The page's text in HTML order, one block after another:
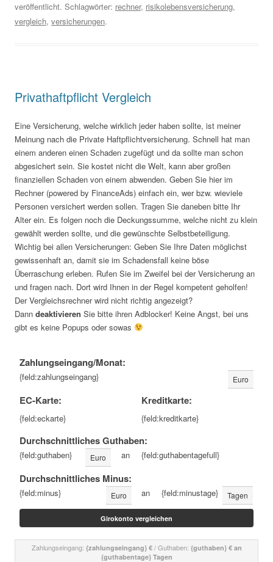
veröffentlicht. Schlagwörter: rechner, risikolebensversicherung,
vergleich, versicherungen.
Privathaftpflicht Vergleich
Eine Versicherung, welche wirklich jeder haben sollte, ist meiner
Meinung nach die Private Haftpflichtversicherung. Schnell hat man
einem anderen einen Schaden zugefügt und da sollte man schon
abgesichert sein. Sie kostet nicht die Welt, kann aber großen
finanziellen Schaden von einem abwenden. Geben Sie hier im
Rechner (powered by FinanceAds) einfach ein, wer bzw. wieviele
Personen versichert werden sollen. Tragen Sie daneben bitte Ihr
Alter ein. Es folgen noch die Deckungssumme, welche nicht zu klein
gewählt werden sollte, und die gewünschte Selbstbeteiligung.
Wichtig bei allen Versicherungen: Geben Sie Ihre Daten möglichst
gewissenhaft an, damit sie im Schadensfall keine böse
Überraschung erleben. Rufen Sie im Zweifel bei der Versicherung an
und fragen nach. Dort wird Ihnen in der Regel kompetent geholfen!
Der Vergleichsrechner wird nicht richtig angezeigt?
Dann deaktivieren Sie bitte ihren Adblocker! Keine Angst, bei uns
gibt es keine Popups oder sowas
Zahlungseingang/Monat:
{feld:zahlungseingang} Euro
EC-Karte:
{feld:eckarte}
Kreditkarte:
{feld:kreditkarte}
Durchschnittliches Guthaben:
{feld:guthaben} Euro an {feld:guthabentagefull}
Durchschnittliches Minus:
{feld:minus} Euro an {feld:minustage} Tagen
Zahlungseingang: {zahlungseingang} €/ Guthaben: {guthaben} € an
{guthabentage} Tagen